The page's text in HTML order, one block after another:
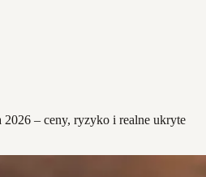
2026 – ceny, ryzyko i realne ukryte